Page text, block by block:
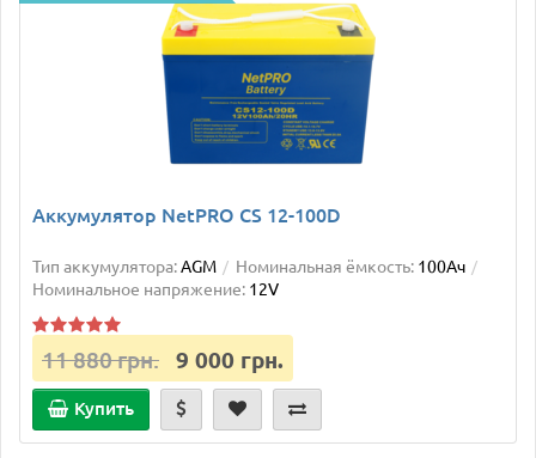
Аккумулятор NetPRO CS 12-100D
Тип аккумулятора:AGM Номинальная ёмкость: 100Ач
Номинальное напряжение: 12V
11 880 грн. 9 000 грн.
Купить